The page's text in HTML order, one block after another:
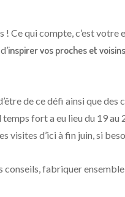
Ce qui compte, c’est votre
inspirer vos proches et voisins
de ce défi ainsi que des
fort a eu lieu du 19 au
visites d’ici à fin juin, si
conseils, fabriquer